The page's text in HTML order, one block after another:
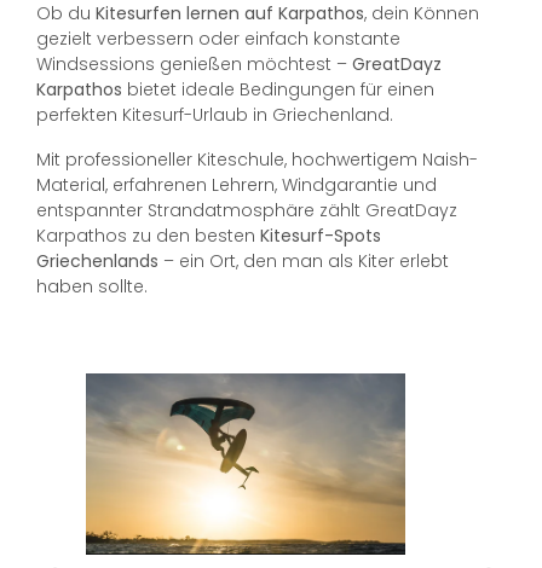
Ob du Kitesurfen lernen auf Karpathos, dein Können
gezielt verbessern oder einfach konstante
Windsessions genießen möchtest – GreatDayz
Karpathos bietet ideale Bedingungen für einen
perfekten Kitesurf-Urlaub in Griechenland.
Mit professioneller Kiteschule, hochwertigem Naish-
Material, erfahrenen Lehrern, Windgarantie und
entspannter Strandatmosphäre zählt GreatDayz
Karpathos zu den besten Kitesurf-Spots
Griechenlands – ein Ort, den man als Kiter erlebt
haben sollte.